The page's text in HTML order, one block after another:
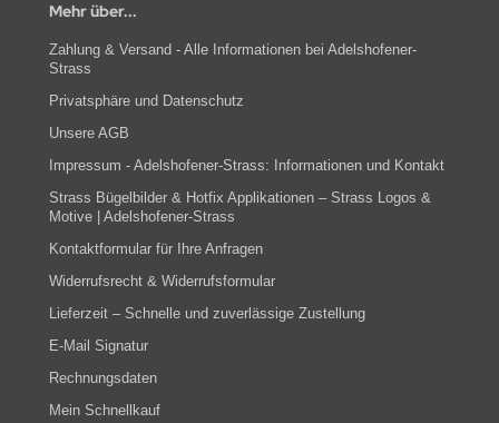
Mehr über...
Zahlung & Versand - Alle Informationen bei Adelshofener-
Strass
Privatsphäre und Datenschutz
Unsere AGB
Impressum - Adelshofener-Strass: Informationen und Kontakt
Strass Bügelbilder & Hotfix Applikationen – Strass Logos &
Motive | Adelshofener-Strass
Kontaktformular für Ihre Anfragen
Widerrufsrecht & Widerrufsformular
Lieferzeit – Schnelle und zuverlässige Zustellung
E-Mail Signatur
Rechnungsdaten
Mein Schnellkauf